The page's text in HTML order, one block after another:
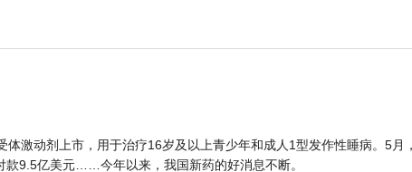
激动剂上市，用于治疗16岁及以上青少年和成人1型发作性睡病。5月
9.5亿美元……今年以来，我国新药的好消息不断。